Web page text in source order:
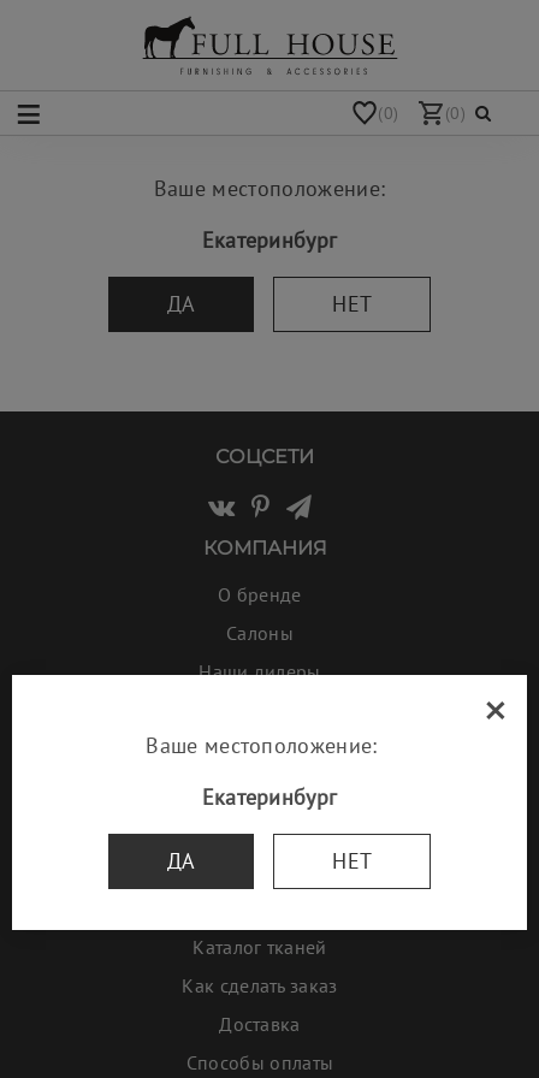
(0) (0)
Ваше местоположение:
Екатеринбург
ДА НЕТ
СОЦСЕТИ
КОМПАНИЯ
О бренде
Салоны
Наши дилеры
Проекты дизайнеров
Наша мебель в ресторанах
Акции и скидки
Каталог тканей
Как сделать заказ
Доставка
Способы оплаты
×
Ваше местоположение:
Екатеринбург
ДА НЕТ